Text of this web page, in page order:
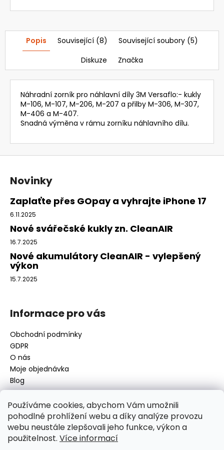
Používáme cookies, abychom Vám umožnili
pohodlné prohlížení webu a díky analýze provozu
webu neustále zlepšovali jeho funkce, výkon a
použitelnost. Více informací
Popis Související (8)
Související soubory (5)
Diskuze
Značka
Náhradní zorník pro náhlavní díly 3M Versaflo:- kukly
M-106, M-107, M-206, M-207 a přilby M-306, M-307,
M-406 a M-407.
Snadná výměna v rámu zorníku náhlavního dílu.
Z
Novinky
Zaplaťte přes GOpay a vyhrajte iPhone 17
6.11.2025
Nové svářečské kukly zn. CleanAIR
16.7.2025
Nové akumulátory CleanAIR - vylepšený
výkon
15.7.2025
Informace pro vás
Obchodní podmínky
GDPR
O nás
Moje objednávka
Blog
Kontakt
disamsafety@disamsafety.cz